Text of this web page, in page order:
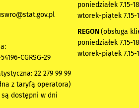
CGRSG-29
22 279 99 99
z taryfą operatora)
dostępni w dni
poniedziałek 7.15-
wtorek-piątek 7.15-
REGON(obsługa
poniedziałek 7.15-
wtorek-piątek 7.15-